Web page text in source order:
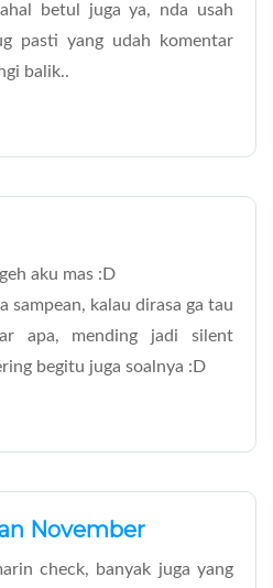
betul juga ya, nda usah
pasti yang udah komentar
balik..
aku mas :D
sampean, kalau dirasa ga tau
apa, mending jadi silent
begitu juga soalnya :D
November
check, banyak juga yang